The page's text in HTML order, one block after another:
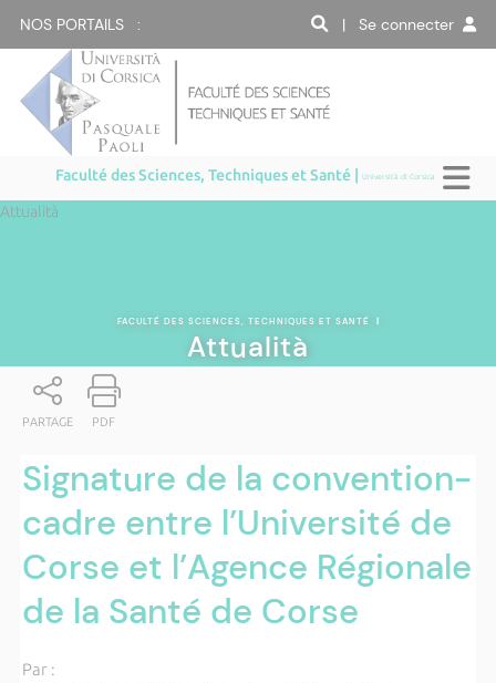
NOS PORTAILS : | Se connecter
Faculté des Sciences, Techniques et Santé |Università di Corsica
Attualità
FACULTÉ DES SCIENCES, TECHNIQUES ET SANTÉ |
Attualità
PARTAGE PDF
Signature de la convention-
cadre entre l’Université de
Corse et l’Agence Régionale
de la Santé de Corse
Par :